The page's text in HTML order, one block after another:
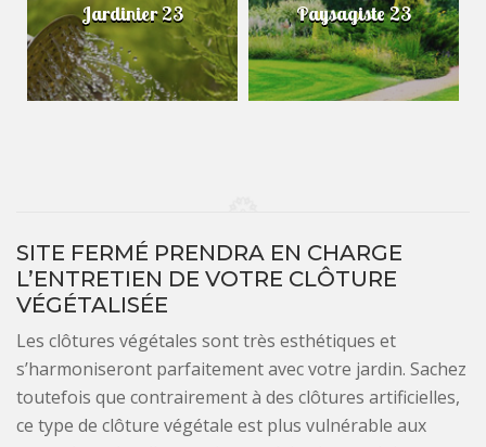
Jardinier 23 Paysagiste 23
SITE FERMÉ PRENDRA EN CHARGE
L’ENTRETIEN DE VOTRE CLÔTURE
VÉGÉTALISÉE
Les clôtures végétales sont très esthétiques et
s’harmoniseront parfaitement avec votre jardin. Sachez
toutefois que contrairement à des clôtures artificielles,
ce type de clôture végétale est plus vulnérable aux